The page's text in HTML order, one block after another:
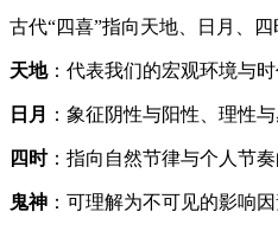
古代“四喜”指向天地、日月、
天地：代表我们的宏观环境与
日月 ：象征阴性与阳性、理性
四时：指向自然节律与个人节
鬼神 ：可理解为不可见的影响